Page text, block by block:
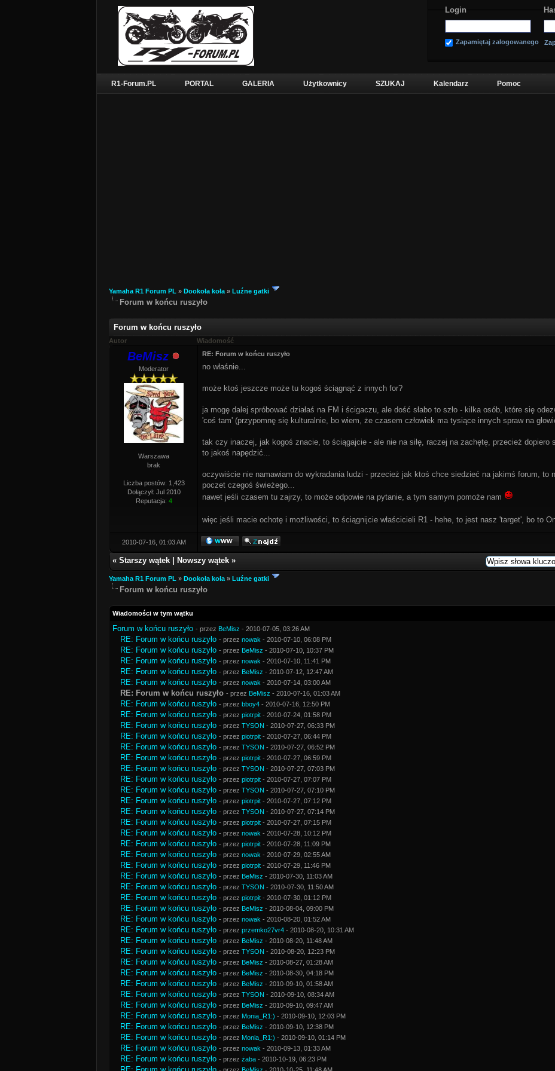
Login
Zapamiętaj zalogowanego
R1-Forum.PL PORTAL GALERIA Użytkownicy SZUKAJ Kalendarz Pomoc
Yamaha R1 Forum PL » Dookoła koła » Luźne gatki
Forum w końcu ruszyło
Forum w końcu ruszyło
Autor Wiadomość
BeMisz
Moderator
Warszawa
brak
Liczba postów: 1,423
Dołączył: Jul 2010
Reputacja: 4
RE: Forum w końcu ruszyło
no właśnie...
może ktoś jeszcze może tu kogoś ściągnąć z innych for?
ja mogę dalej spróbować działaś na FM i ścigaczu, ale dość słabo to szło - kilka osób, które się
'coś tam' (przypomnę się kulturalnie, bo wiem, że czasem człowiek ma tysiące innych spraw na
tak czy inaczej, jak kogoś znacie, to ściągajcie - ale nie na siłę, raczej na zachętę, przecież
to jakoś napędzić...
oczywiście nie namawiam do wykradania ludzi - przecież jak ktoś chce siedzieć na jakimś forum, to
poczet czegoś świeżego...
nawet jeśli czasem tu zajrzy, to może odpowie na pytanie, a tym samym pomoże nam
więc jeśli macie ochotę i możliwości, to ściągnijcie właścicieli R1 - hehe, to jest nasz 'target', bo to
2010-07-16, 01:03 AM
« Starszy wątek Nowszy wątek »
Yamaha R1 Forum PL » Dookoła koła » Luźne gatki
Forum w końcu ruszyło
Wiadomości w tym wątku
Forum w końcu ruszyło - przez BeMisz - 2010-07-05, 03:26 AM
RE: Forum w końcu ruszyło - przez nowak - 2010-07-10, 06:08 PM
RE: Forum w końcu ruszyło - przez BeMisz - 2010-07-10, 10:37 PM
RE: Forum w końcu ruszyło - przez nowak - 2010-07-10, 11:41 PM
RE: Forum w końcu ruszyło - przez BeMisz - 2010-07-12, 12:47 AM
RE: Forum w końcu ruszyło - przez nowak - 2010-07-14, 03:00 AM
RE: Forum w końcu ruszyło - przez BeMisz - 2010-07-16, 01:03 AM
RE: Forum w końcu ruszyło - przez bboy4 - 2010-07-16, 12:50 PM
RE: Forum w końcu ruszyło - przez piotrpit - 2010-07-24, 01:58 PM
RE: Forum w końcu ruszyło - przez TYSON - 2010-07-27, 06:33 PM
RE: Forum w końcu ruszyło - przez piotrpit - 2010-07-27, 06:44 PM
RE: Forum w końcu ruszyło - przez TYSON - 2010-07-27, 06:52 PM
RE: Forum w końcu ruszyło - przez piotrpit - 2010-07-27, 06:59 PM
RE: Forum w końcu ruszyło - przez TYSON - 2010-07-27, 07:03 PM
RE: Forum w końcu ruszyło - przez piotrpit - 2010-07-27, 07:07 PM
RE: Forum w końcu ruszyło - przez TYSON - 2010-07-27, 07:10 PM
RE: Forum w końcu ruszyło - przez piotrpit - 2010-07-27, 07:12 PM
RE: Forum w końcu ruszyło - przez TYSON - 2010-07-27, 07:14 PM
RE: Forum w końcu ruszyło - przez piotrpit - 2010-07-27, 07:15 PM
RE: Forum w końcu ruszyło - przez nowak - 2010-07-28, 10:12 PM
RE: Forum w końcu ruszyło - przez piotrpit - 2010-07-28, 11:09 PM
RE: Forum w końcu ruszyło - przez nowak - 2010-07-29, 02:55 AM
RE: Forum w końcu ruszyło - przez piotrpit - 2010-07-29, 11:46 PM
RE: Forum w końcu ruszyło - przez BeMisz - 2010-07-30, 11:03 AM
RE: Forum w końcu ruszyło - przez TYSON - 2010-07-30, 11:50 AM
RE: Forum w końcu ruszyło - przez piotrpit - 2010-07-30, 01:12 PM
RE: Forum w końcu ruszyło - przez BeMisz - 2010-08-04, 09:00 PM
RE: Forum w końcu ruszyło - przez nowak - 2010-08-20, 01:52 AM
RE: Forum w końcu ruszyło - przez przemko27vr4 - 2010-08-20, 10:31 AM
RE: Forum w końcu ruszyło - przez BeMisz - 2010-08-20, 11:48 AM
RE: Forum w końcu ruszyło - przez TYSON - 2010-08-20, 12:23 PM
RE: Forum w końcu ruszyło - przez BeMisz - 2010-08-27, 01:28 AM
RE: Forum w końcu ruszyło - przez BeMisz - 2010-08-30, 04:18 PM
RE: Forum w końcu ruszyło - przez BeMisz - 2010-09-10, 01:58 AM
RE: Forum w końcu ruszyło - przez TYSON - 2010-09-10, 08:34 AM
RE: Forum w końcu ruszyło - przez BeMisz - 2010-09-10, 09:47 AM
RE: Forum w końcu ruszyło - przez Monia_R1:) - 2010-09-10, 12:03 PM
RE: Forum w końcu ruszyło - przez BeMisz - 2010-09-10, 12:38 PM
RE: Forum w końcu ruszyło - przez Monia_R1:) - 2010-09-10, 01:14 PM
RE: Forum w końcu ruszyło - przez nowak - 2010-09-13, 01:33 AM
RE: Forum w końcu ruszyło - przez żaba - 2010-10-19, 06:23 PM